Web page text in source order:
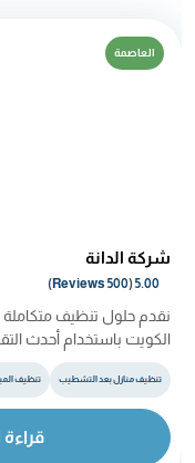
العاصمة
شركة الدانة
5.00 (500 Reviews)
نقدم حلول تنظيف متكاملة
الكويت باستخدام أحدث
تنظيف منازل بعد التشطيب تنظيف
قراءة